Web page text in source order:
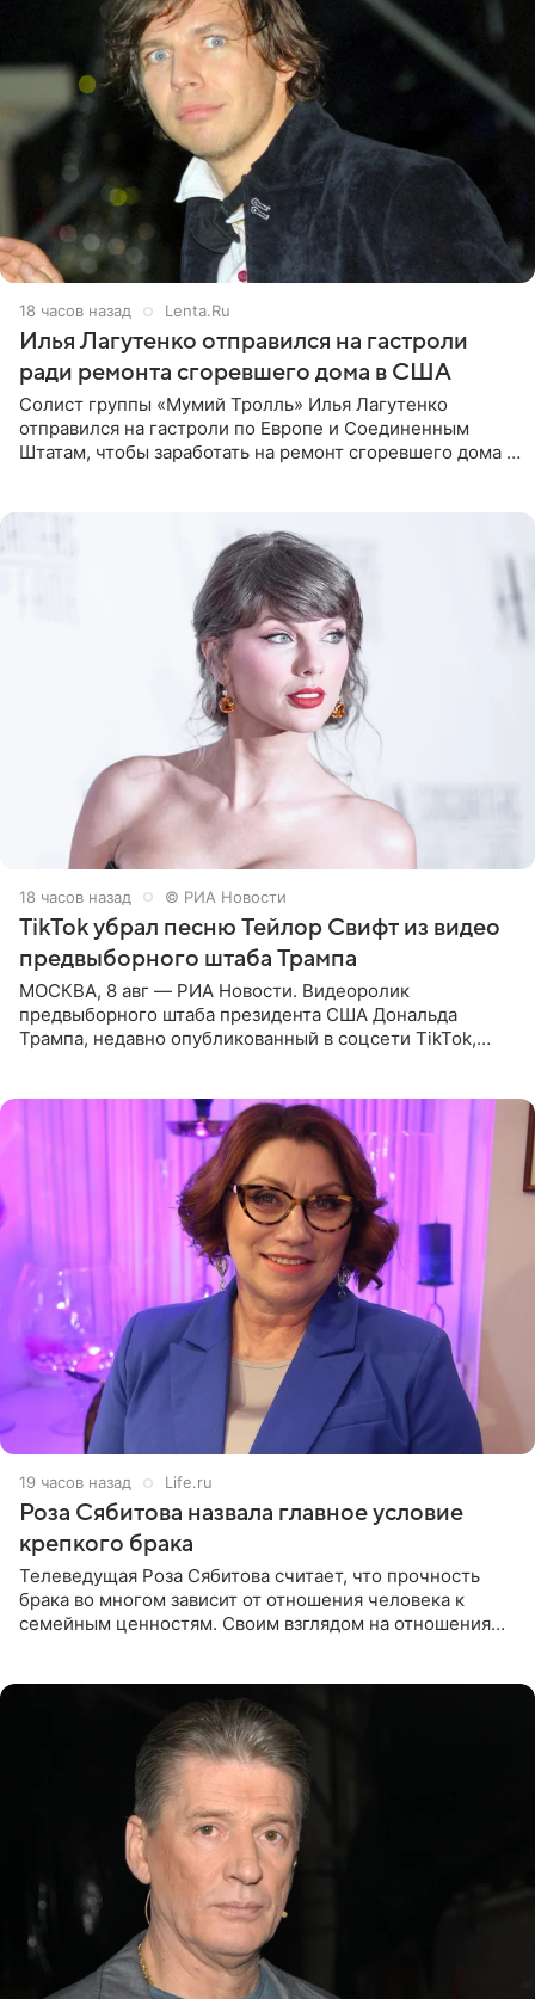
18 часов назад Lenta.Ru
Илья Лагутенко отправился на гастроли
ради ремонта сгоревшего дома в США
Солист группы «Мумий Тролль» Илья Лагутенко
отправился на гастроли по Европе и Соединенным
Штатам, чтобы заработать на ремонт сгоревшего дома в
18 часов назад © РИА Новости
TikTok убрал песню Тейлор Свифт из видео
предвыборного штаба Трампа
МОСКВА, 8 авг — РИА Новости. Видеоролик
предвыборного штаба президента США Дональда
Трампа, недавно опубликованный в соцсети TikTok,
19 часов назад Life.ru
Роза Сябитова назвала главное условие
крепкого брака
Телеведущая Роза Сябитова считает, что прочность
брака во многом зависит от отношения человека к
семейным ценностям. Своим взглядом на отношения